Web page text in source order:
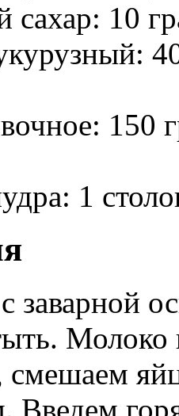
сахар:
1
заварной
Молоко
смешаем
Введем